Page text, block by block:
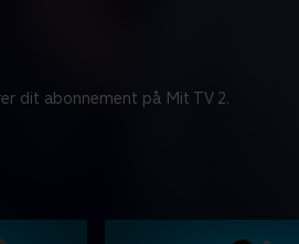
dit abonnement på Mit TV 2.